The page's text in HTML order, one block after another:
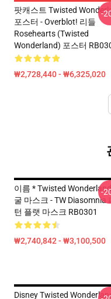
팟캐스트 Twisted
포스터 - Overblot! 리들
Rosehearts (Twisted
Wonderland) 포스터
₩2,728,440 - ₩6,325,020
-
이름 * Twisted
굴 마스크 - TW Diasomnia
턴 플랫 마스크 RB0301
₩2,740,842 - ₩3,100,500
-
Disney Twisted